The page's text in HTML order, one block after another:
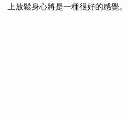
上放鬆身心將是一種很好的感覺。